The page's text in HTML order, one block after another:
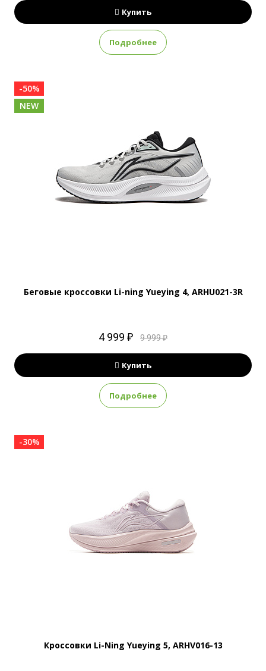
Купить
Подробнее
-50%
NEW
Беговые кроссовки Li-ning Yueying 4, ARHU021-3R
4 999 ₽ 9 999 ₽
Купить
Подробнее
-30%
Кроссовки Li-Ning Yueying 5, ARHV016-13